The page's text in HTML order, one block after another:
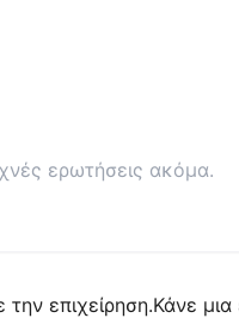
ερωτήσεις ακόμα.
επιχείρηση.Κάνε